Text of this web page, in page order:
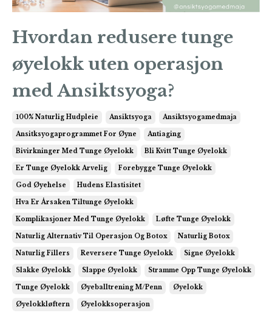
Hvordan redusere tunge
øyelokk uten operasjon
med Ansiktsyoga?
100% Naturlig Hudpleie Ansiktsyoga Ansiktsyogamedmaja
Ansitksyogaprogrammet For Øyne Antiaging
Bivirkninger Med Tunge Øyelokk Bli Kvitt Tunge Øyelokk
Er Tunge Øyelokk Arvelig Forebygge Tunge Øyelokk
God Øyehelse Hudens Elastisitet
Hva Er Årsaken Tiltunge Øyelokk
Komplikasjoner Med Tunge Øyelokk Løfte Tunge Øyelokk
Naturlig Alternativ Til Operasjon Og Botox Naturlig Botox
Naturlig Fillers Reversere Tunge Øyelokk Signe Øyelokk
Slakke Øyelokk Slappe Øyelokk Stramme Opp Tunge Øyelokk
Tunge Øyelokk Øyeballtrening M/penn Øyelokk
Øyelokkløftern Øyelokksoperasjon